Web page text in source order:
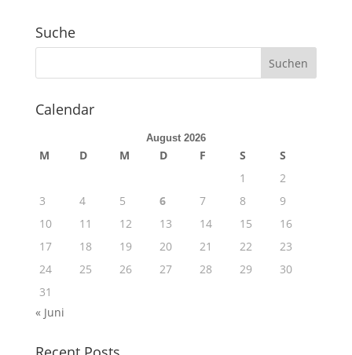
Suche
Calendar
August 2026
M D M D F S
S
1
2
3
4 5 6 7 8
9
10
11 12 13 14 15
16
17
18 19 20 21 22
23
24
25 26 27 28 29
30
31
« Juni